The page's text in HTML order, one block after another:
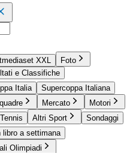
XXL
Foto
e Classifiche
Italia
Supercoppa Italiana
Mercato
Motori
Tennis Altri Sport
Sondaggi
libro a settimana
Olimpiadi